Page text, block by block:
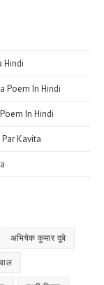
Hindi
Poem In Hindi
In Hindi
Par Kavita
अभिषेक कुमार दूबे